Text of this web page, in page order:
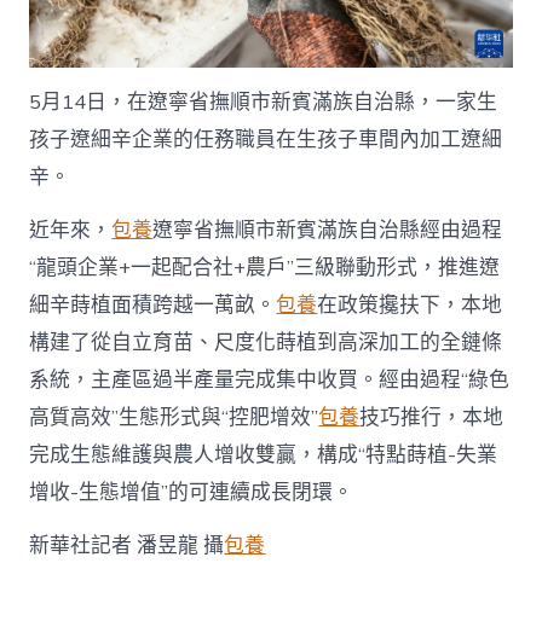
產
鏈
進
級
賦
能
村
興
_
中
國
網〉
中
5月14日，在遼寧省撫順市新賓滿族自治縣，一家生
孩子遼細辛企業的任務職員在生孩子車間內加工遼細
辛。
近年來，包養遼寧省撫順市新賓滿族自治縣經由過程
“龍頭企業+一起配合社+農戶”三級聯動形式，推進遼
細辛蒔植面積跨越一萬畝。包養在政策攙扶下，本地
構建了從自立育苗、尺度化蒔植到高深加工的全鏈條
系統，主產區過半產量完成集中收買。經由過程“綠色
高質高效”生態形式與“控肥增效”包養技巧推行，本地
完成生態維護與農人增收雙贏，構成“特點蒔植-失業
增收-生態增值”的可連續成長閉環。
新華社記者 潘昱龍 攝包養